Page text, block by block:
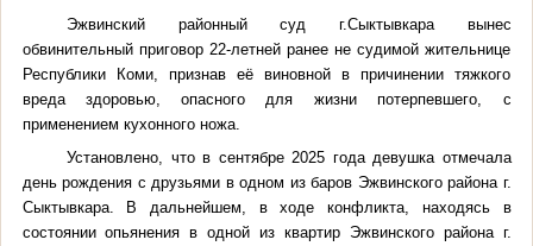
Эжвинский районный суд г.Сыктывкара вынес
обвинительный приговор 22-летней ранее не судимой жительнице
Республики Коми, признав её виновной в причинении тяжкого
вреда здоровью, опасного для жизни потерпевшего, с
применением кухонного ножа.
Установлено, что в сентябре 2025 года девушка отмечала
день рождения с друзьями в одном из баров Эжвинского района г.
Сыктывкара. В дальнейшем, в ходе конфликта, находясь в
состоянии опьянения в одной из квартир Эжвинского района г.